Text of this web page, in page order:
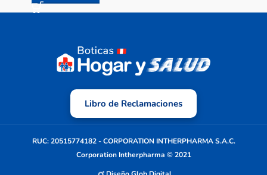
Libro de Reclamaciones
RUC: 20515774182 - CORPORATION INTHERPHARMA S.A.C.
Corporation Intherpharma © 2021